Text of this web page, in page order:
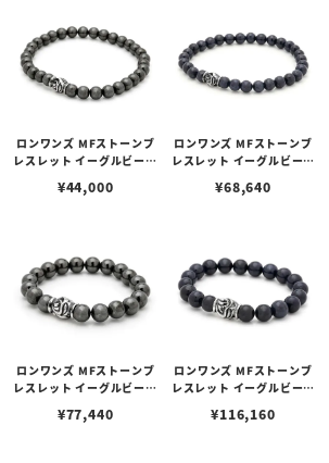
ロンワンズ MFストーンブ
レスレット イーグルビーズ
¥44,000
ロンワンズ MFストーンブ
レスレット イーグルビーズ
¥68,640
ロンワンズ MFストーンブ
レスレット イーグルビーズ
¥77,440
ロンワンズ MFストーンブ
レスレット イーグルビーズ
¥116,160